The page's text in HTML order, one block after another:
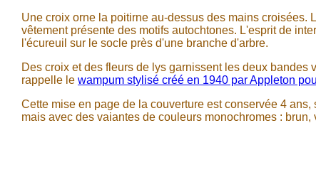
Une croix orne la poitirne au-dessus des mains croisées.
vêtement présente des motifs autochtones. L'esprit de
l'écureuil sur le socle près d'une branche d'arbre.
Des croix et des fleurs de lys garnissent les deux
rappelle le wampum stylisé créé en 1940 par Appleton
Cette mise en page de la couverture est conservée 4
mais avec des vaiantes de couleurs monochromes : brun,